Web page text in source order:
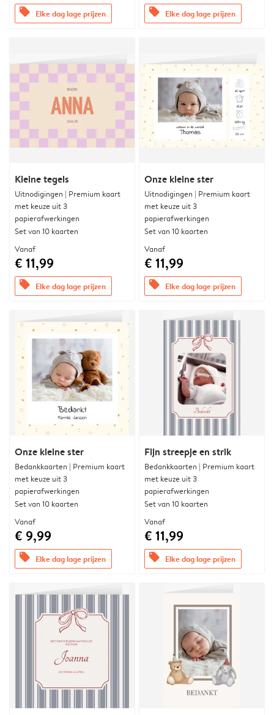
offers Elke dag lage prijzen offers Elke dag lage prijzen
Kleine tegels
Uitnodigingen | Premium kaart
met keuze uit 3
papierafwerkingen
Set van 10 kaarten
Vanaf
€ 11,99
offers Elke dag lage prijzen
Onze kleine ster
Uitnodigingen | Premium kaart
met keuze uit 3
papierafwerkingen
Set van 10 kaarten
Vanaf
€ 11,99
offers Elke dag lage prijzen
Onze kleine ster
Bedankkaarten | Premium kaart
met keuze uit 3
papierafwerkingen
Set van 10 kaarten
Vanaf
€ 9,99
offers Elke dag lage prijzen
Fijn streepje en strik
Bedankkaarten | Premium kaart
met keuze uit 3
papierafwerkingen
Set van 10 kaarten
Vanaf
€ 11,99
offers Elke dag lage prijzen